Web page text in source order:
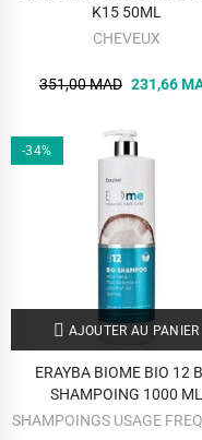
K15 50ML
CHEVEUX
351,00 MAD 231,66
-34%
AJOUTER AU PANIER
ERAYBA BIOME BIO 12
SHAMPOING 1000 ML
SHAMPOINGS USAGE